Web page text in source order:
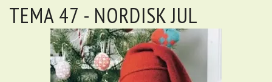
TEMA 47 - NORDISK JUL